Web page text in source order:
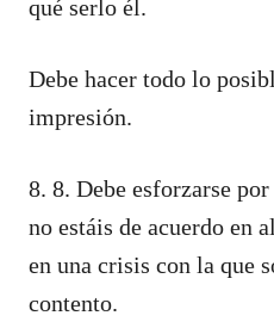
qué serlo él.
Debe hacer todo lo
impresión.
8. 8. Debe esforzarse
no estáis de acuerdo en
en una crisis con la que
contento.